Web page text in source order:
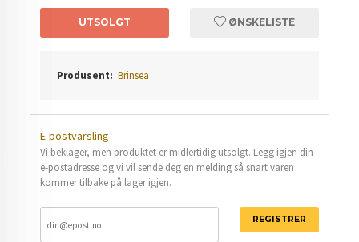
UTSOLGT ØNSKELISTE
Produsent: Brinsea
E-postvarsling
Vi beklager, men produktet er midlertidig utsolgt. Legg igjen din
e-postadresse og vi vil sende deg en melding så snart varen
kommer tilbake på lager igjen.
REGISTRER